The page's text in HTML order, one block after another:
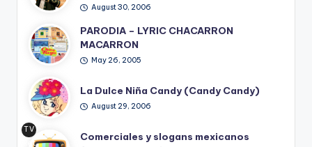
August 30, 2006
PARODIA – LYRIC CHACARRON
MACARRON
May 26, 2005
La Dulce Niña Candy (Candy Candy)
August 29, 2006
TV
Ret
Comerciales y slogans mexicanos